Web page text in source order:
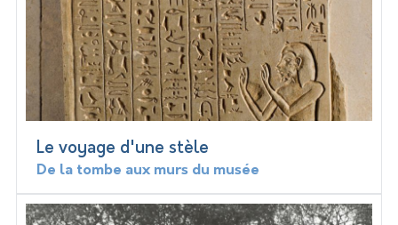
Le voyage d'une stèle
De la tombe aux murs du musée